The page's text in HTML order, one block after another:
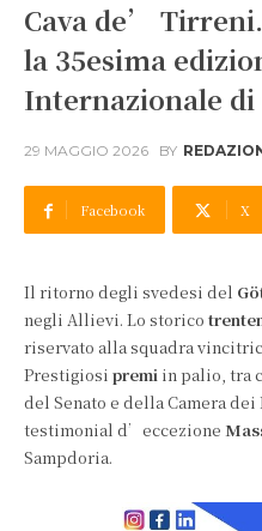
Cava de’
la 35esima
Internazionale di
29 MAGGIO 2026 BY
Facebook X
Il ritorno degli svedesi del
negli Allievi. Lo storico
riservato alla squadra
Prestigiosi premi in palio, tra
del Senato e della Camera
testimonial d’eccezione
Sampdoria.